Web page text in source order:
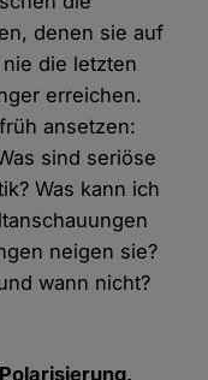
denen sie auf
die letzten
erreichen.
ansetzen:
sind seriöse
Was kann ich
neigen sie?
wann nicht?